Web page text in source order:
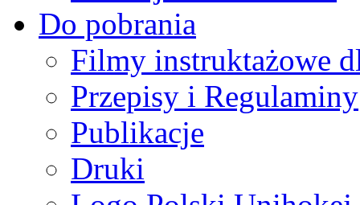
Do pobrania
Filmy instruktażowe
Przepisy i Regulaminy
Publikacje
Druki